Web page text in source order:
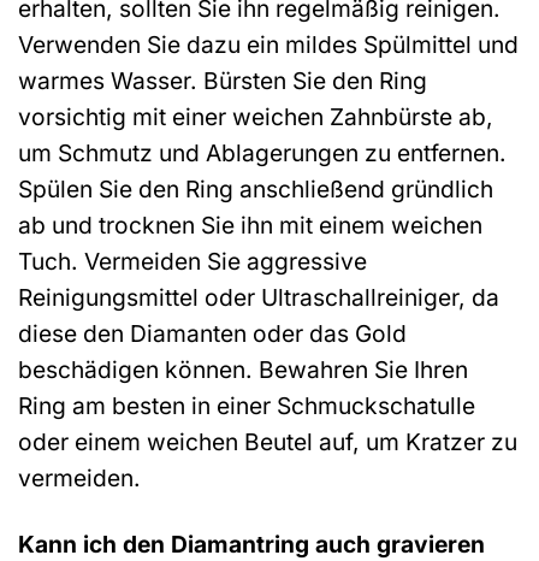
erhalten, sollten Sie ihn regelmäßig reinigen.
Verwenden Sie dazu ein mildes Spülmittel und
warmes Wasser. Bürsten Sie den Ring
vorsichtig mit einer weichen Zahnbürste ab,
um Schmutz und Ablagerungen zu entfernen.
Spülen Sie den Ring anschließend gründlich
ab und trocknen Sie ihn mit einem weichen
Tuch. Vermeiden Sie aggressive
Reinigungsmittel oder Ultraschallreiniger, da
diese den Diamanten oder das Gold
beschädigen können. Bewahren Sie Ihren
Ring am besten in einer Schmuckschatulle
oder einem weichen Beutel auf, um Kratzer zu
vermeiden.
Kann ich den Diamantring auch gravieren